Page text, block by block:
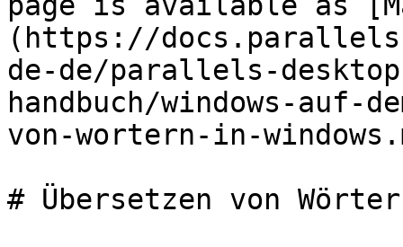
(https://
de-de/parallels-
handbuch/windows-auf-
von-wortern-in-
# Übersetzen von